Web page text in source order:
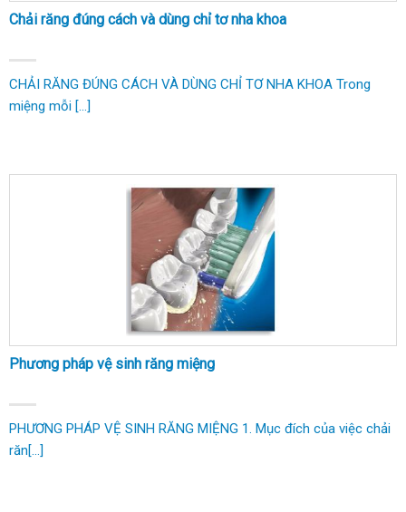
Chải răng đúng cách và dùng chỉ tơ nha khoa
CHẢI RĂNG ĐÚNG CÁCH VÀ DÙNG CHỈ TƠ NHA KHOA Trong
miệng mỗi [...]
Phương pháp vệ sinh răng miệng
PHƯƠNG PHÁP VỆ SINH RĂNG MIỆNG 1. Mục đích của việc chải
răn[...]